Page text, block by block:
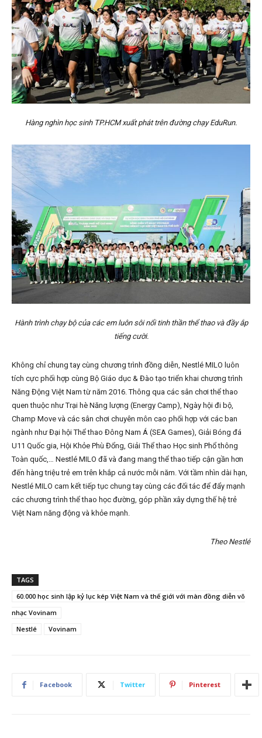
Hàng nghìn học sinh TP.HCM xuất phát trên đường chạy EduRun.
Hành trình chạy bộ của các em luôn sôi nổi tinh thần thể thao và đầy ắp
tiếng cười.
Không chỉ chung tay cùng chương trình đồng diễn, Nestlé MILO luôn
tích cực phối hợp cùng Bộ Giáo dục & Đào tạo triển khai chương trình
Năng Động Việt Nam từ năm 2016. Thông qua các sân chơi thể thao
quen thuộc như Trại hè Năng lượng (Energy Camp), Ngày hội đi bộ,
Champ Move và các sân chơi chuyên môn cao phối hợp với các ban
ngành như Đại hội Thể thao Đông Nam Á (SEA Games), Giải Bóng đá
U11 Quốc gia, Hội Khỏe Phù Đổng, Giải Thể thao Học sinh Phổ thông
Toàn quốc,… Nestlé MILO đã và đang mang thể thao tiếp cận gần hơn
đến hàng triệu trẻ em trên khắp cả nước mỗi năm. Với tầm nhìn dài hạn,
Nestlé MILO cam kết tiếp tục chung tay cùng các đối tác để đẩy mạnh
các chương trình thể thao học đường, góp phần xây dựng thế hệ trẻ
Việt Nam năng động và khỏe mạnh.
Theo Nestlé
TAGS
60.000 học sinh lập kỷ lục kép Việt Nam và thế giới với màn đồng diễn võ
nhạc Vovinam
Nestlé
Vovinam
Facebook Twitter Pinterest